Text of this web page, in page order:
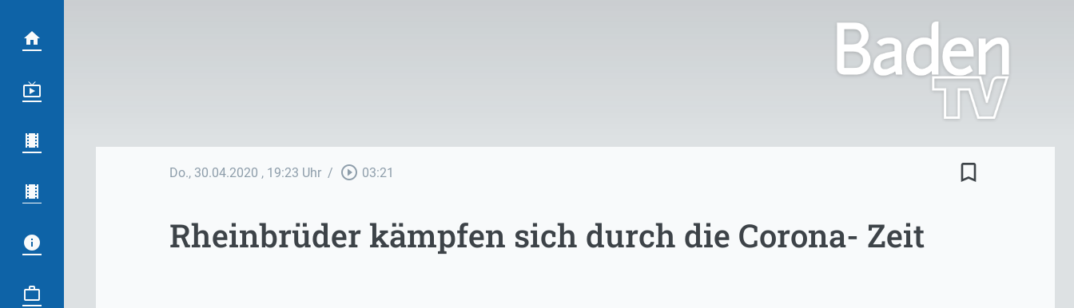
Do., 30.04.2020 , 19:23 Uhr / play_circle_outline 03:21 bookmark_border
Rheinbrüder kämpfen sich durch die Corona- Zeit